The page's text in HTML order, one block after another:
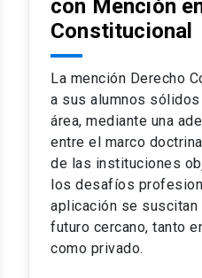
del programa hasta 8
principalmente a
expectativas profesionales,
complejo y sofisticado
de nuestros
especialmente orientado
lectivos, seminarios
en los problemas
perfeccionamiento en los
compleja de los
académico como en lo
con Mención
Constitucional
La mención Derecho
a sus alumnos
área, mediante una
entre el marco
de las instituciones
los desafíos
aplicación se suscitan
futuro cercano, tanto
como privado.